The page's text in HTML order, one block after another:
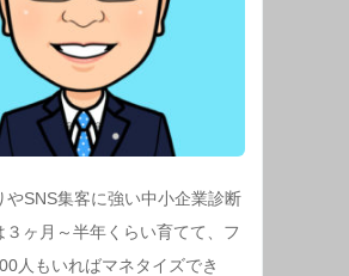
やSNS集客に強い中小企業診断
３ヶ月～半年くらい育てて、フ
人もいればマネタイズでき